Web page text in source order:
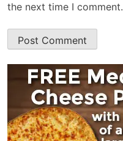
the next time I comment.